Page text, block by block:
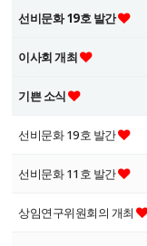
선비문화 19호 발간
이사회 개최
기쁜 소식
선비문화 19호 발간
선비문화 11호 발간
상임연구위원회의 개최